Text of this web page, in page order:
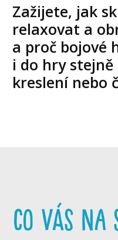
Zažijete, jak
relaxovat a
a proč bojové
i do hry
kreslení nebo
co vás na